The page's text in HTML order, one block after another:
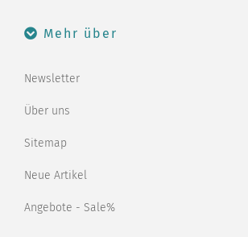
Mehr über
Newsletter
Über uns
Sitemap
Neue Artikel
Angebote - Sale%